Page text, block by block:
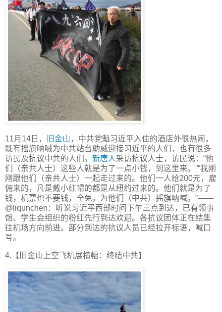
11月14日， 旧金山，中共党魁习近平入住的酒店外很热闹，
既有摇旗呐喊为中共站台助威迎接习近平的人们，也有很多
访民及抗议中共的人们。 新唐人采访抗议人士，访民说：“他
们（亲共人士）这些人就是为了一点小钱，到这里来。”“我刚
刚跟他们（亲共人士）一起走过来的。他们一人给200元，雇
佣来的，凡是戴小红帽的都是从纽约过来的。他们就是为了
钱，机票也不要钱，全免，为他们（中共）摇旗呐喊。”——
@liqunchen：听说习近平西部时间下午三点到达，已有领事
馆、学生会组织的粉红先行到达欢迎。各抗议团体正在结集
往机场方向前进。部分到达的抗议人员已经拉开标语，喊口
号。
4.【旧金山上空飞机展横幅：终结中共】